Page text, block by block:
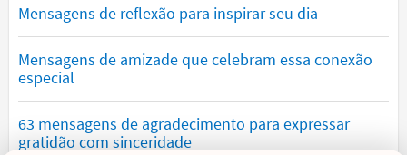
Mensagens de reflexão para inspirar seu dia
Mensagens de amizade que celebram essa conexão
especial
63 mensagens de agradecimento para expressar
gratidão com sinceridade